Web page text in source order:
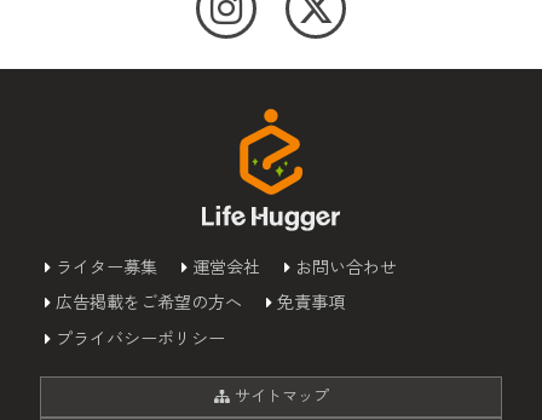
ライター募集 運営会社
お問い合わせ
広告掲載をご希望の方へ
免責事項
プライバシーポリシー
サイトマップ